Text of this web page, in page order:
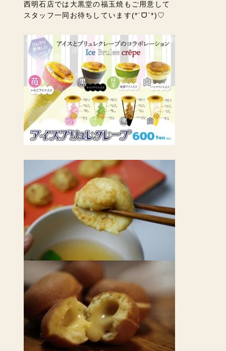
西明石店では大黒堂の福玉焼もご用意して
スタッフ一同お待ちしています(*ˊᗜˋ*)♡